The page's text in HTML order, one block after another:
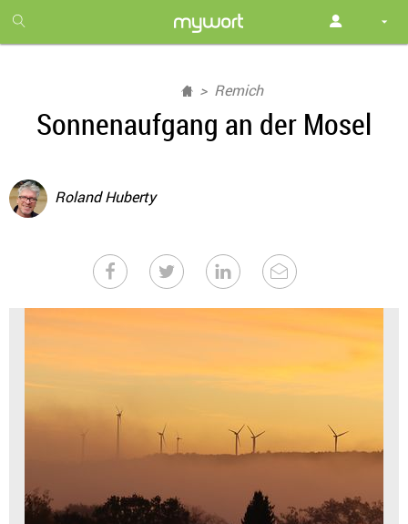
month
free
Remich
Sonnenaufgang an der Mosel
Roland Huberty